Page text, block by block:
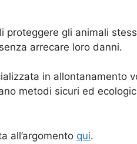
proteggere gli animali
arrecare loro danni.
in allontanamento
metodi sicuri ed
all’argomento qui.